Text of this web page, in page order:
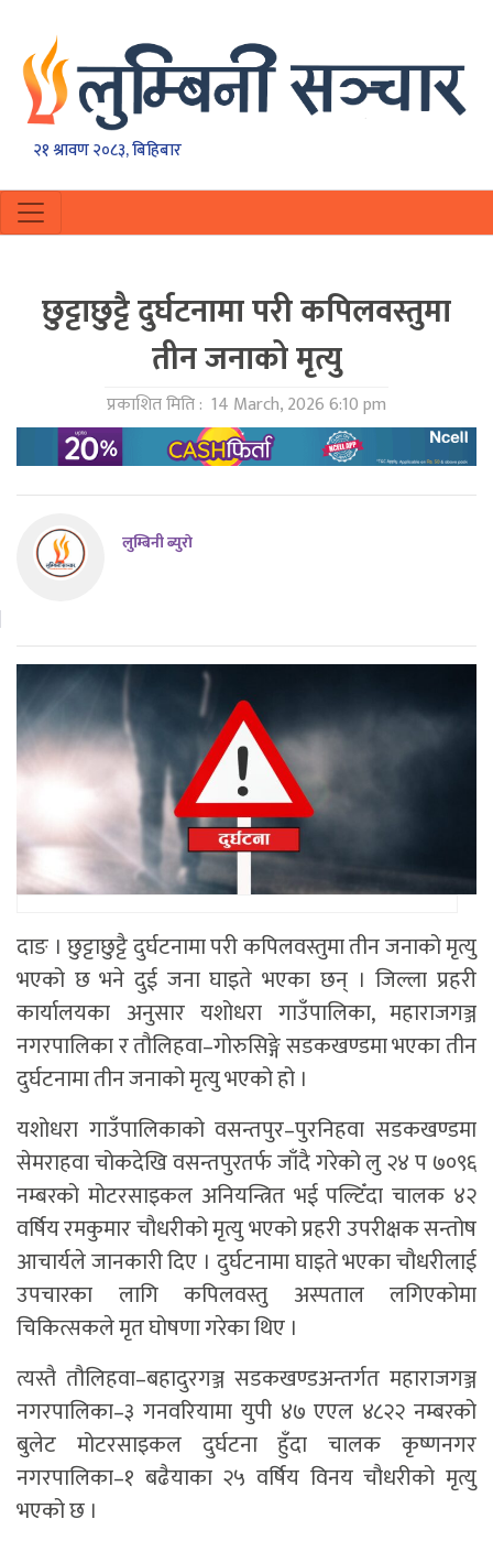
२१ श्रावण २०८३, बिहिबार
छुट्टाछुट्टै दुर्घटनामा परी कपिलवस्तुमा
तीन जनाको मृत्यु
प्रकाशित मिति : 14 March, 2026 6:10 pm
लुम्बिनी ब्युराे
दाङ । छुट्टाछुट्टै दुर्घटनामा परी कपिलवस्तुमा तीन जनाको मृत्यु
भएको छ भने दुई जना घाइते भएका छन् । जिल्ला प्रहरी
कार्यालयका अनुसार यशोधरा गाउँपालिका, महाराजगञ्ज
नगरपालिका र तौलिहवा–गोरुसिङ्गे सडकखण्डमा भएका तीन
दुर्घटनामा तीन जनाको मृत्यु भएको हो ।
यशोधरा गाउँपालिकाको वसन्तपुर–पुरनिहवा सडकखण्डमा
सेमराहवा चोकदेखि वसन्तपुरतर्फ जाँदै गरेको लु २४ प ७०९६
नम्बरको मोटरसाइकल अनियन्त्रित भई पल्टिँदा चालक ४२
वर्षिय रमकुमार चौधरीको मृत्यु भएको प्रहरी उपरीक्षक सन्तोष
आचार्यले जानकारी दिए । दुर्घटनामा घाइते भएका चौधरीलाई
उपचारका लागि कपिलवस्तु अस्पताल लगिएकोमा
चिकित्सकले मृत घोषणा गरेका थिए ।
त्यस्तै तौलिहवा–बहादुरगञ्ज सडकखण्डअन्तर्गत महाराजगञ्ज
नगरपालिका–३ गनवरियामा युपी ४७ एएल ४८२२ नम्बरको
बुलेट मोटरसाइकल दुर्घटना हुँदा चालक कृष्णनगर
नगरपालिका–१ बढैयाका २५ वर्षिय विनय चौधरीको मृत्यु
भएको छ ।